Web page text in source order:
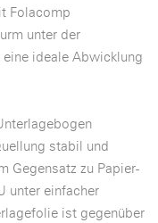
Folacomp
unter der
ideale Abwicklung
stabil und
Gegensatz zu Papier-
unter einfacher
ist gegenüber